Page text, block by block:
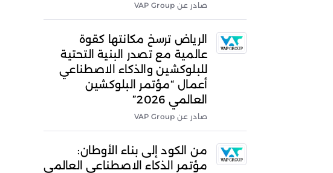
صادر عن VAP Group
الرياض ترسخ مكانتها كقوة
عالمية مع تصدر البنية التحتية
للبلوكشين والذكاء الاصطناعي
أعمال “مؤتمر البلوكشين
العالمي 2026”
صادر عن VAP Group
من الكود إلى بناء الأوطان:
مؤتمر الذكاء الاصطناعي العالمي